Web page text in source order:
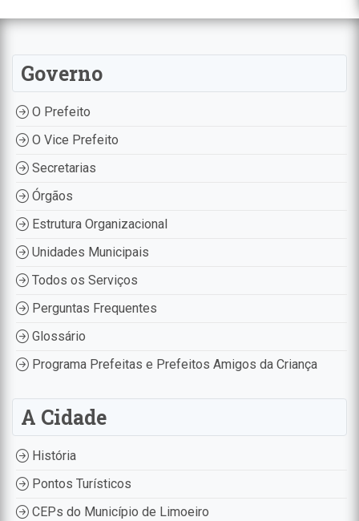
Governo
O Prefeito
O Vice Prefeito
Secretarias
Órgãos
Estrutura Organizacional
Unidades Municipais
Todos os Serviços
Perguntas Frequentes
Glossário
Programa Prefeitas e Prefeitos Amigos da Criança
A Cidade
História
Pontos Turísticos
CEPs do Município de Limoeiro